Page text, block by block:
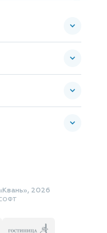
2026